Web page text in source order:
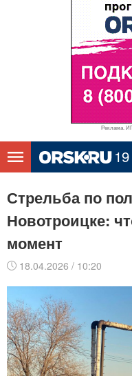
Реклама.
Стрельба по
Новотроицке:
момент
18.04.2026 / 10:20